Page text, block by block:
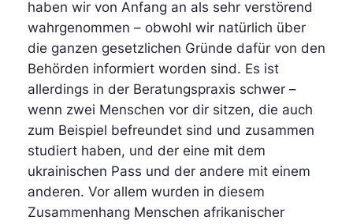
haben wir von Anfang an als sehr verstörend
wahrgenommen – obwohl wir natürlich über
die ganzen gesetzlichen Gründe dafür von den
Behörden informiert worden sind. Es ist
allerdings in der Beratungspraxis schwer –
wenn zwei Menschen vor dir sitzen, die auch
zum Beispiel befreundet sind und zusammen
studiert haben, und der eine mit dem
ukrainischen Pass und der andere mit einem
anderen. Vor allem wurden in diesem
Zusammenhang Menschen afrikanischer